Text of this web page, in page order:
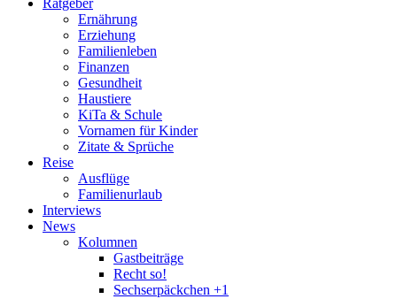
Ratgeber
Ernährung
Erziehung
Familienleben
Finanzen
Gesundheit
Haustiere
KiTa & Schule
Vornamen für Kinder
Zitate & Sprüche
Reise
Ausflüge
Familienurlaub
Interviews
News
Kolumnen
Gastbeiträge
Recht so!
Sechserpäckchen +1